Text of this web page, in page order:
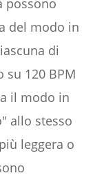
possono
del modo in
di
120 BPM
il modo in
allo stesso
leggera o